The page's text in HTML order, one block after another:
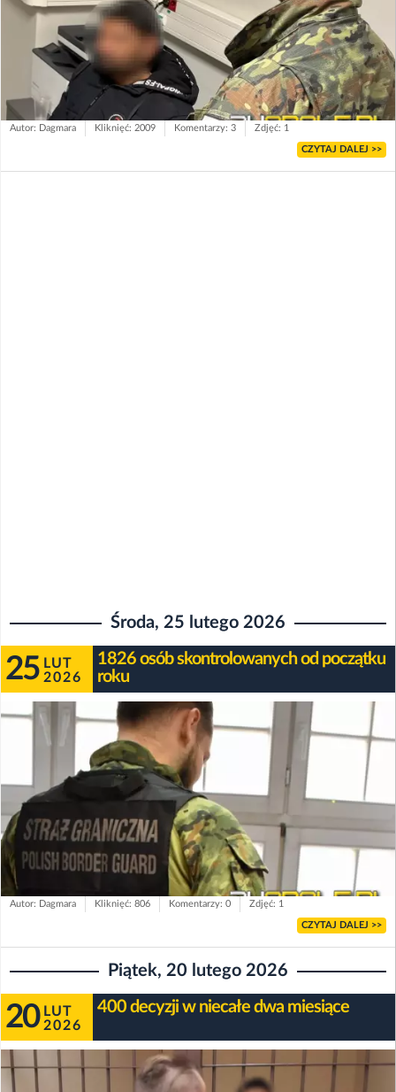
Autor: Dagmara Kliknięć: 2009 Komentarzy: 3 Zdjęć: 1
CZYTAJ DALEJ >>
Środa, 25 lutego 2026
25 LUT
2026
1826 osób skontrolowanych od początku
roku
Autor: Dagmara Kliknięć: 806 Komentarzy: 0 Zdjęć: 1
CZYTAJ DALEJ >>
Piątek, 20 lutego 2026
20 LUT
2026
400 decyzji w niecałe dwa miesiące